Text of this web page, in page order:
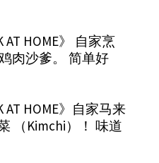
AT HOME》 自家烹
肉沙爹。 简单好
AT HOME》自家马来
（Kimchi）！ 味道